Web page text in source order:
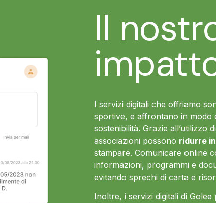
Il
I servizi digitali che offriamo
sportive, e affrontano in modo
sostenibilità. Grazie all’utilizzo
associazioni possono ridurre
stampare. Comunicare online
informazioni, programmi e
evitando sprechi di carta e
Inoltre, i servizi digitali di